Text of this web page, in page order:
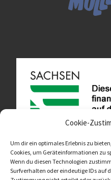
Cookie-
Um dir ein optimales Erlebnis zu
Cookies, um Geräteinformationen zu
Wenn du diesen Technologien
Surfverhalten oder eindeutige IDs auf
Diese Website ist als Teil
- Raum geben"